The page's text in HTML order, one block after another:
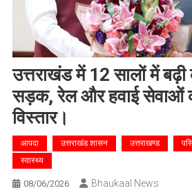
उत्तराखंड में 12 सालों में बढ़ी
सड़क, रेल और हवाई सेवाओं
विस्तार।
आपदा उत्तराखंड शासन उत्तराखण्ड
स्वास्थ्य
08/06/2026 Bhaukaal News